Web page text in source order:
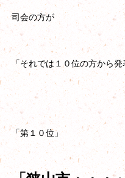
司会の方が
「それでは１０位の方から発
「第１０位」